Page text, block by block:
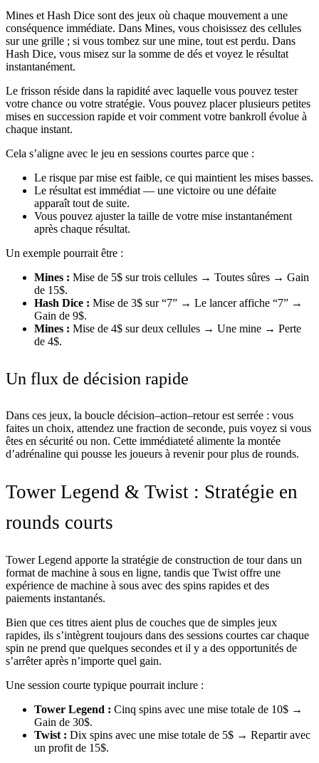
Mines et Hash Dice sont des jeux où chaque mouvement a une
conséquence immédiate. Dans Mines, vous choisissez des cellules
sur une grille ; si vous tombez sur une mine, tout est perdu. Dans
Hash Dice, vous misez sur la somme de dés et voyez le résultat
instantanément.
Le frisson réside dans la rapidité avec laquelle vous pouvez tester
votre chance ou votre stratégie. Vous pouvez placer plusieurs petites
mises en succession rapide et voir comment votre bankroll évolue à
chaque instant.
Cela s’aligne avec le jeu en sessions courtes parce que :
Le risque par mise est faible, ce qui maintient les mises basses.
Le résultat est immédiat — une victoire ou une défaite
apparaît tout de suite.
Vous pouvez ajuster la taille de votre mise instantanément
après chaque résultat.
Un exemple pourrait être :
Mines : Mise de 5$ sur trois cellules → Toutes sûres → Gain
de 15$.
Hash Dice : Mise de 3$ sur “7” → Le lancer affiche “7” →
Gain de 9$.
Mines : Mise de 4$ sur deux cellules → Une mine → Perte
de 4$.
Un flux de décision rapide
Dans ces jeux, la boucle décision–action–retour est serrée : vous
faites un choix, attendez une fraction de seconde, puis voyez si vous
êtes en sécurité ou non. Cette immédiateté alimente la montée
d’adrénaline qui pousse les joueurs à revenir pour plus de rounds.
Tower Legend & Twist : Stratégie en
rounds courts
Tower Legend apporte la stratégie de construction de tour dans un
format de machine à sous en ligne, tandis que Twist offre une
expérience de machine à sous avec des spins rapides et des
paiements instantanés.
Bien que ces titres aient plus de couches que de simples jeux
rapides, ils s’intègrent toujours dans des sessions courtes car chaque
spin ne prend que quelques secondes et il y a des opportunités de
s’arrêter après n’importe quel gain.
Une session courte typique pourrait inclure :
Tower Legend : Cinq spins avec une mise totale de 10$ →
Gain de 30$.
Twist : Dix spins avec une mise totale de 5$ → Repartir avec
un profit de 15$.